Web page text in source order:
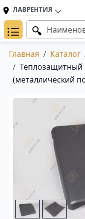
ЛАВРЕНТИЯ
Главная Каталог
Теплозащитный
(металлический